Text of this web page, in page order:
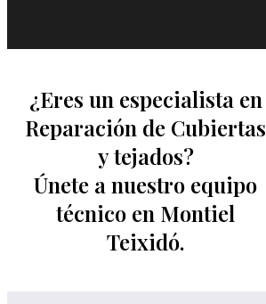
¿Eres un especialista en
Reparación de Cubiertas
y tejados?
Únete a nuestro equipo
técnico en Montiel
Teixidó.